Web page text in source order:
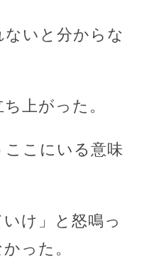
ないと分からな
上がった。
ここにいる意味
け」と怒鳴っ
った。